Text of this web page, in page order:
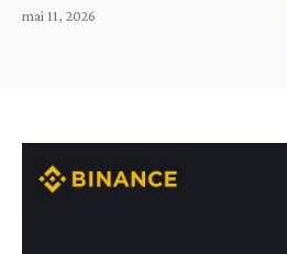
mai 11, 2026